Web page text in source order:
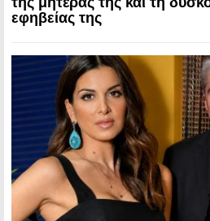
εφηβείας της